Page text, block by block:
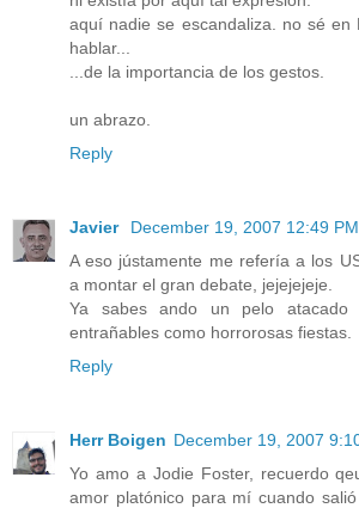
aquí nadie se escandaliza. no sé en
hablar...
...de la importancia de los gestos.
un abrazo.
Reply
Javier
December 19, 2007 12:49 PM
A eso jústamente me refería a los
a montar el gran debate, jejejejeje.
Ya sabes ando un pelo
entrañables como horrorosas fiestas.
Reply
Herr Boigen December 19, 2007
Yo amo a Jodie Foster, recuerdo
amor platónico para mí cuando